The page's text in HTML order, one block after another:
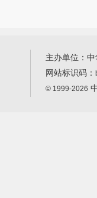
主办单位：
网站标识码：
© 1999-2026